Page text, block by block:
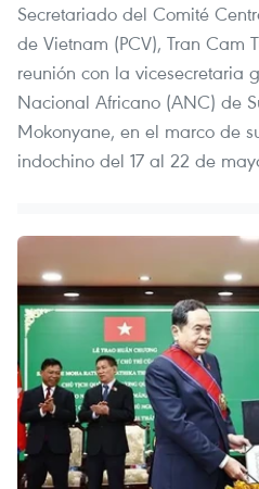
Secretariado del Comité
de Vietnam (PCV), Tran Cam
reunión con la vicesecretaria
Nacional Africano (ANC) de
Mokonyane, en el marco de
indochino del 17 al 22 de